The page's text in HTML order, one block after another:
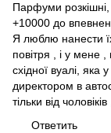
Парфуми
+10000 до
Я люблю нанести
повітря , і у мене ,
східної вуалі,
директором в
тільки від
Ответить